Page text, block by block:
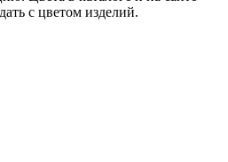
с цветом изделий.